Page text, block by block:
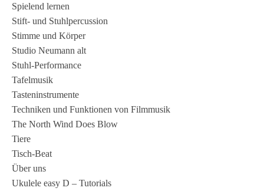
Spielend lernen
Stift- und Stuhlpercussion
Stimme und Körper
Studio Neumann alt
Stuhl-Performance
Tafelmusik
Tasteninstrumente
Techniken und Funktionen von Filmmusik
The North Wind Does Blow
Tiere
Tisch-Beat
Über uns
Ukulele easy D – Tutorials